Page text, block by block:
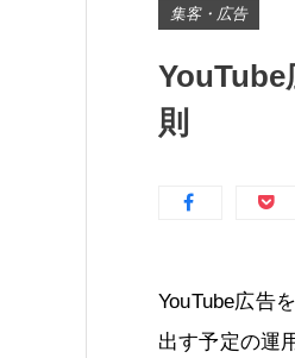
集客・広告
則
YouTube広告
出す予定の運